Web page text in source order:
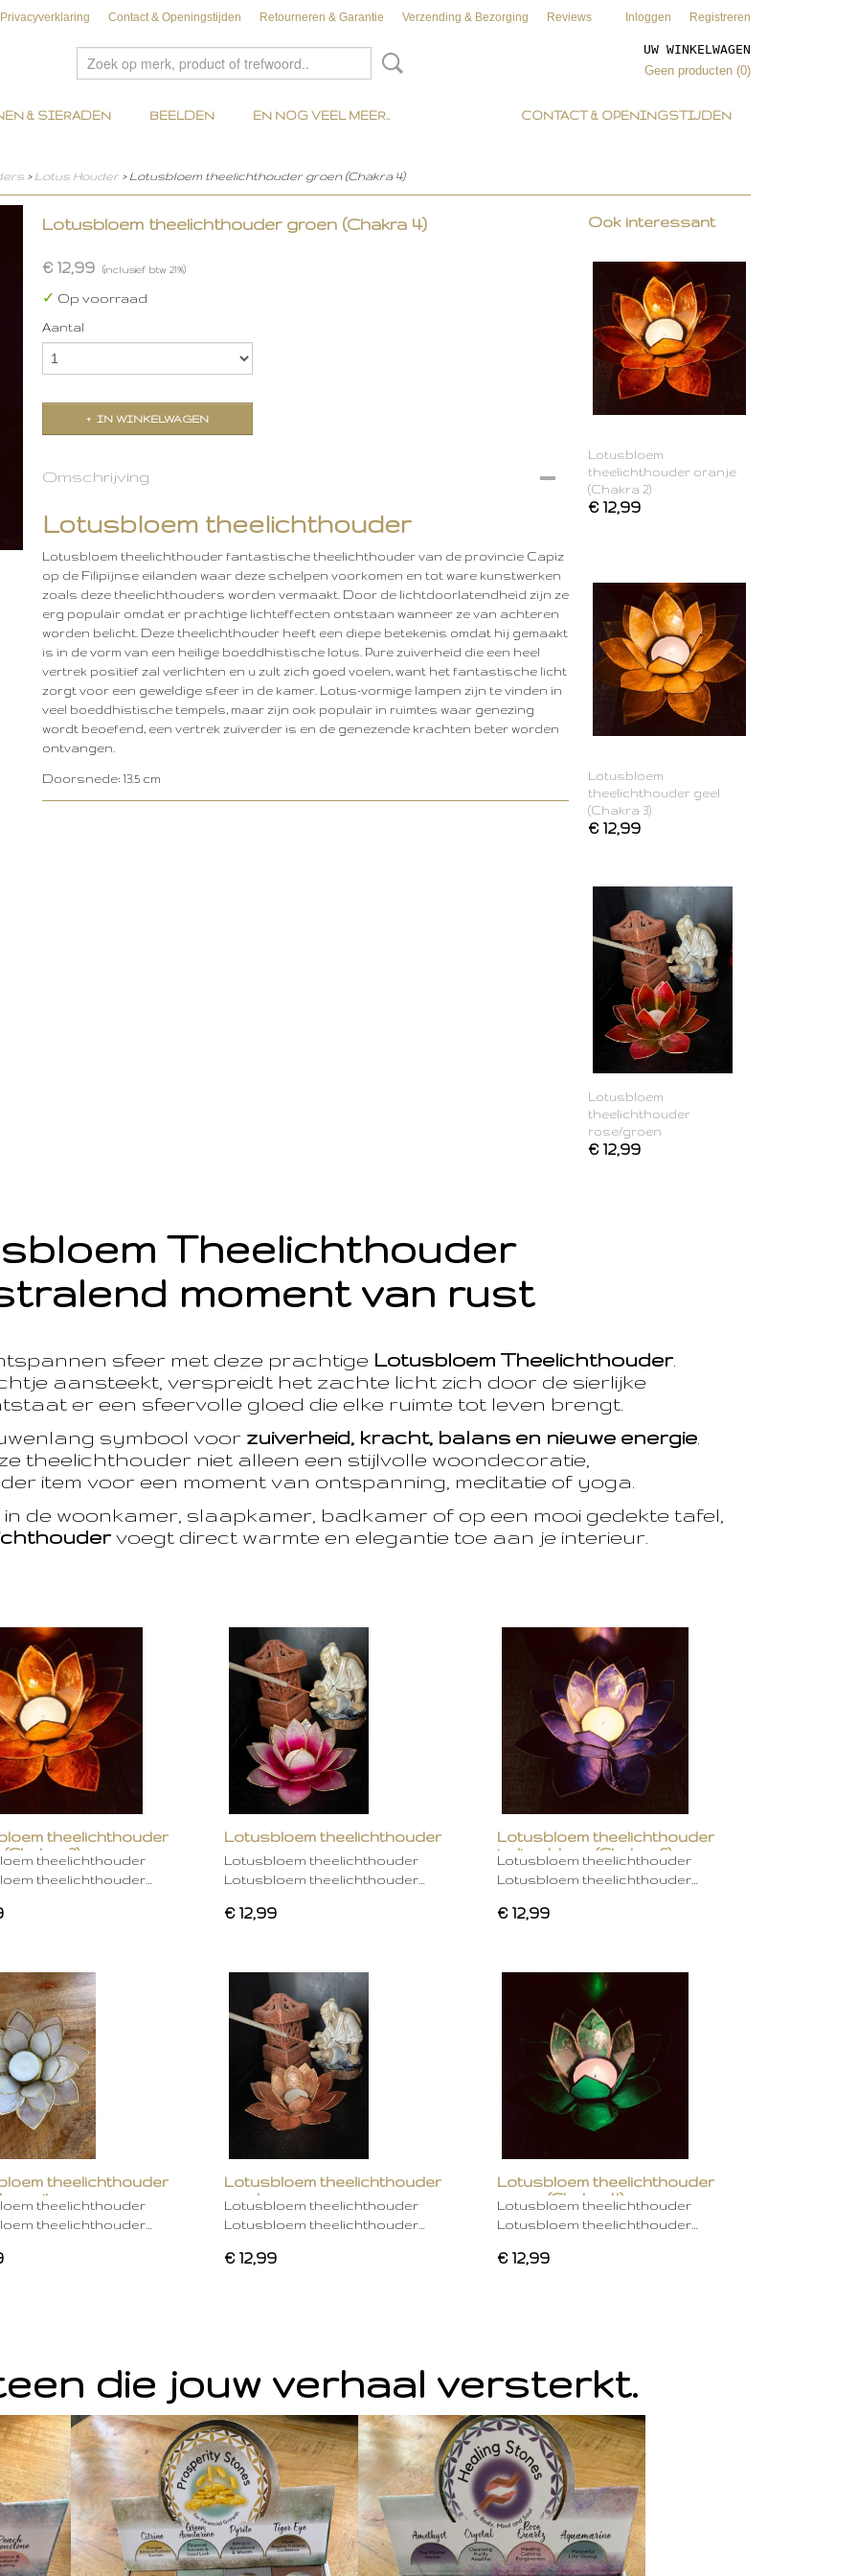
Privacyverklaring Contact & Openingstijden Retourneren & Garantie Verzending & Bezorging Reviews Inloggen Registreren
UW WINKELWAGEN
Geen producten (0)
CONTACT & OPENINGSTIJDEN
& SIERADEN BEELDEN EN NOG VEEL MEER..
> Lotus Houder > Lotusbloem theelichthouder groen (Chakra 4)
Lotusbloem theelichthouder groen (Chakra 4)
€ 12,99 (inclusief btw 21%)
✓ Op voorraad
Aantal
IN WINKELWAGEN
Omschrijving
Lotusbloem theelichthouder
Lotusbloem theelichthouder fantastische theelichthouder van de provincie Capiz
op de Filipijnse eilanden waar deze schelpen voorkomen en tot ware kunstwerken
zoals deze theelichthouders worden vermaakt. Door de lichtdoorlatendheid zijn ze
erg populair omdat er prachtige lichteffecten ontstaan ​​wanneer ze van achteren
worden belicht. Deze theelichthouder heeft een diepe betekenis omdat hij gemaakt
is in de vorm van een heilige boeddhistische lotus. Pure zuiverheid die een heel
vertrek positief zal verlichten en u zult zich goed voelen, want het fantastische licht
zorgt voor een geweldige sfeer in de kamer. Lotus-vormige lampen zijn te vinden in
veel boeddhistische tempels, maar zijn ook populair in ruimtes waar genezing
wordt beoefend, een vertrek zuiverder is en de genezende krachten beter worden
ontvangen.
Doorsnede: 13.5 cm
Ook interessant
Lotusbloem
theelichthouder oranje
(Chakra 2)
€ 12,99
Lotusbloem
theelichthouder geel
(Chakra 3)
€ 12,99
Lotusbloem
theelichthouder
rose/groen
€ 12,99
Theelichthouder
moment van rust
sfeer met deze prachtige Lotusbloem Theelichthouder.
aansteekt, verspreidt het zachte licht zich door de sierlijke
er een sfeervolle gloed die elke ruimte tot leven brengt.
symbool voor zuiverheid, kracht, balans en nieuwe energie.
theelichthouder niet alleen een stijlvolle woondecoratie,
item voor een moment van ontspanning, meditatie of yoga.
de woonkamer, slaapkamer, badkamer of op een mooi gedekte tafel,
voegt direct warmte en elegantie toe aan je interieur.
theelichthouder
2)
theelichthouder
theelichthouder…
Lotusbloem theelichthouder
rose
Lotusbloem theelichthouder
Lotusbloem theelichthouder…
€ 12,99
Lotusbloem theelichthouder
indigo blauw (Chakra 6)
Lotusbloem theelichthouder
Lotusbloem theelichthouder…
€ 12,99
theelichthouder
wittheelichthouder
theelichthouder…
Lotusbloem theelichthouder
mocha
Lotusbloem theelichthouder
Lotusbloem theelichthouder…
€ 12,99
Lotusbloem theelichthouder
groen (Chakra 4)
Lotusbloem theelichthouder
Lotusbloem theelichthouder…
€ 12,99
die jouw verhaal versterkt.